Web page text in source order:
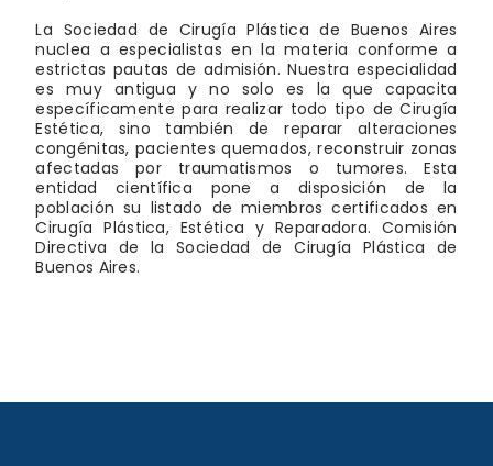
La Sociedad de Cirugía Plástica de Buenos Aires
nuclea a especialistas en la materia conforme a
estrictas pautas de admisión. Nuestra especialidad
es muy antigua y no solo es la que capacita
específicamente para realizar todo tipo de Cirugía
Estética, sino también de reparar alteraciones
congénitas, pacientes quemados, reconstruir zonas
afectadas por traumatismos o tumores. Esta
entidad científica pone a disposición de la
población su listado de miembros certificados en
Cirugía Plástica, Estética y Reparadora. Comisión
Directiva de la Sociedad de Cirugía Plástica de
Buenos Aires.